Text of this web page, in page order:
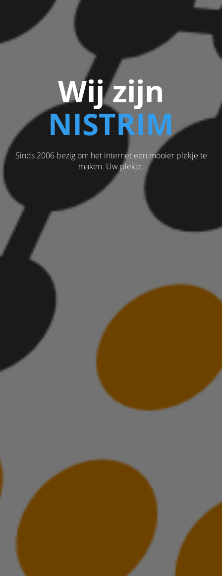
Wij zijn
NISTRIM
Sinds 2006 bezig om het internet een mooier plekje te
maken. Uw plekje.